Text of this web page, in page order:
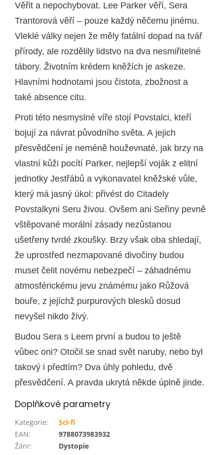
Věřit a nepochybovat. Lee Parker věří, Sera
Trantorová věří – pouze každý něčemu jinému.
Vleklé války nejen že měly fatální dopad na tvář
přírody, ale rozdělily lidstvo na dva nesmiřitelné
tábory. Životním krédem kněžích je askeze.
Hlavními hodnotami jsou čistota, zbožnost a
také absence citu.
Proti této nesmyslné víře stojí Povstalci, kteří
bojují za návrat původního světa. A jejich
přesvědčení je neméně houževnaté, jak brzy na
vlastní kůži pocítí Parker, nejlepší voják z elitní
jednotky Jestřábů a vykonavatel kněžské vůle,
který má jasný úkol: přivést do Citadely
Povstalkyni Seru živou. Ovšem ani Seřiny pevně
vštěpované morální zásady nezůstanou
ušetřeny tvrdé zkoušky. Brzy však oba shledají,
že uprostřed nezmapované divočiny budou
muset čelit novému nebezpečí – záhadnému
atmosférickému jevu známému jako Růžová
bouře, z jejíchž purpurových blesků dosud
nevyšel nikdo živý.
Budou Sera s Leem první a budou to ještě
vůbec oni? Otočil se snad svět naruby, nebo byl
takový i předtím? Dva úhly pohledu, dvě
přesvědčení. A pravda ukrytá někde úplně jinde.
Doplňkové parametry
Kategorie:
Sci-fi
EAN:
9788073983932
Žánr:
Dystopie